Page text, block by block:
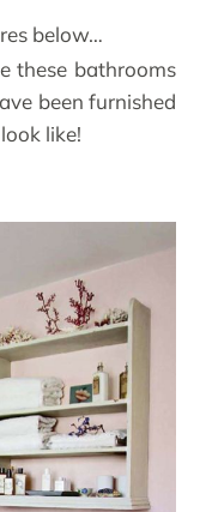
below…
these bathrooms
been furnished
like!